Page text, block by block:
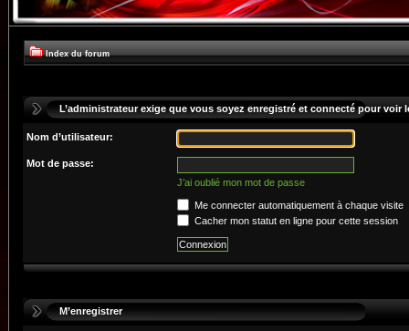
Index du forum
L’administrateur exige que vous soyez enregistré et connecté pour voir
Nom d’utilisateur:
Mot de passe:
J’ai oublié mon mot de passe
Me connecter automatiquement à chaque visite
Cacher mon statut en ligne pour cette session
M’enregistrer